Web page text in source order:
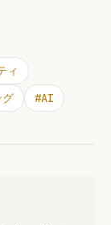
ィ
グ #AI